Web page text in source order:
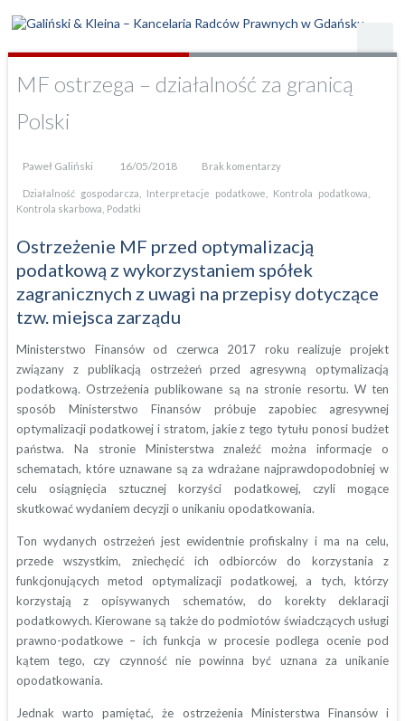
MF ostrzega – działalność za granicą
Polski
Paweł Galiński 16/05/2018 Brak komentarzy
Działalność gospodarcza, Interpretacje podatkowe, Kontrola podatkowa,
Kontrola skarbowa Podatki
Ostrzeżenie MF przed optymalizacją
podatkową z wykorzystaniem spółek
zagranicznych z uwagi na przepisy dotyczące
tzw. miejsca zarządu
Ministerstwo Finansów od czerwca 2017 roku realizuje projekt
związany z publikacją ostrzeżeń przed agresywną optymalizacją
podatkową. Ostrzeżenia publikowane są na stronie resortu. W ten
sposób Ministerstwo Finansów próbuje zapobiec agresywnej
optymalizacji podatkowej i stratom, jakie z tego tytułu ponosi budżet
państwa. Na stronie Ministerstwa znaleźć można informacje o
schematach, które uznawane są za wdrażane najprawdopodobniej w
celu osiągnięcia sztucznej korzyści podatkowej, czyli mogące
skutkować wydaniem decyzji o unikaniu opodatkowania.
Ton wydanych ostrzeżeń jest ewidentnie profiskalny i ma na celu,
przede wszystkim, zniechęcić ich odbiorców do korzystania z
funkcjonujących metod optymalizacji podatkowej, a tych, którzy
korzystają z opisywanych schematów, do korekty deklaracji
podatkowych. Kierowane są także do podmiotów świadczących usługi
prawno-podatkowe – ich funkcja w procesie podlega ocenie pod
kątem tego, czy czynność nie powinna być uznana za unikanie
opodatkowania.
Jednak warto pamiętać, że ostrzeżenia Ministerstwa Finansów i